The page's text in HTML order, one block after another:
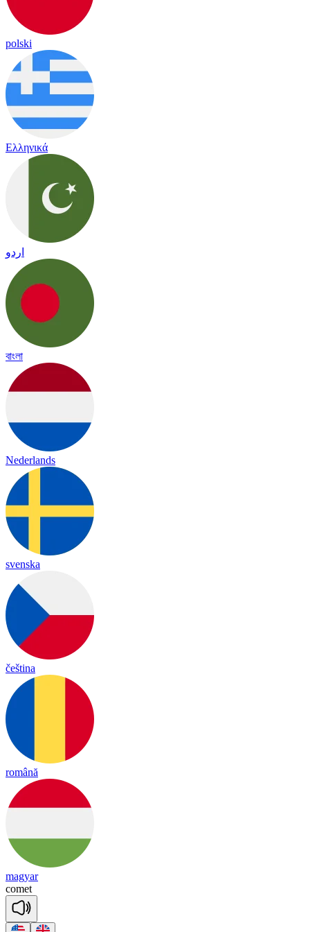
polski
Ελληνικά
اردو
বাংলা
Nederlands
svenska
čeština
română
magyar
comet